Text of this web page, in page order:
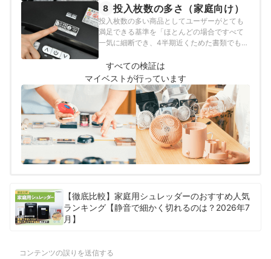
能な商品」とし、以下の方法で各商品の検証
を行いました。
8 投入枚数の多さ（家庭向け）
投入枚数の多い商品としてユーザーがとても
満足できる基準を「ほとんどの場合ですべて
一気に細断でき、4半期近くためた書類でも一
商品の検証を行いました。
すべての検証は
マイベストが行っています
【徹底比較】家庭用シュレッダーのおすすめ人気
ランキング【静音で細かく切れるのは？2026年7
月】
コンテンツの誤りを送信する